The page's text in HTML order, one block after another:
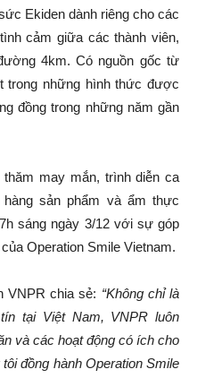
Ekiden dành riêng cho các
cảm giữa các thành viên,
4km. Có nguồn gốc từ
trong những hình thức được
đồng trong những năm gần
may mắn, trình diễn ca
sản phẩm và ẩm thực
sáng ngày 3/12 với sự góp
Operation Smile Vietnam.
VNPR chia sẻ: “Không chỉ là
tại Việt Nam, VNPR luôn
và các hoạt động có ích cho
đồng hành Operation Smile